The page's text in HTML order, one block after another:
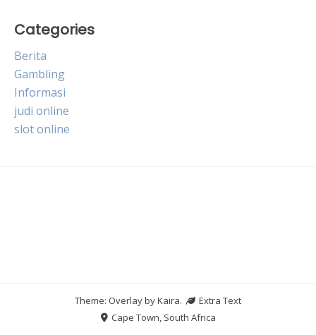
Categories
Berita
Gambling
Informasi
judi online
slot online
Theme: Overlay byKaira.
Extra Text
Cape Town, South Africa